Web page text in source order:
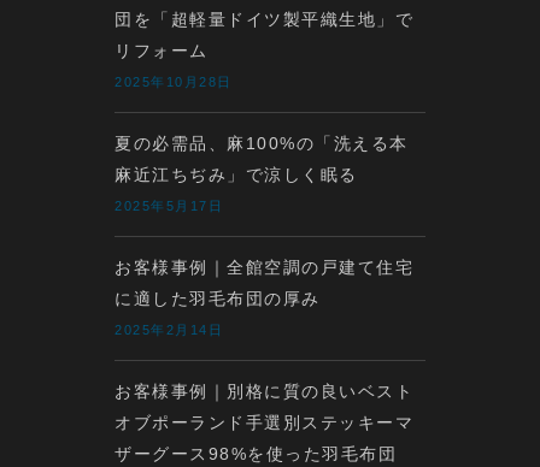
団を「超軽量ドイツ製平織生地」で
リフォーム
2025年10月28日
夏の必需品、麻100%の「洗える本
麻近江ちぢみ」で涼しく眠る
2025年5月17日
お客様事例｜全館空調の戸建て住宅
に適した羽毛布団の厚み
2025年2月14日
お客様事例｜別格に質の良いベスト
オブポーランド手選別ステッキーマ
ザーグース98%を使った羽毛布団